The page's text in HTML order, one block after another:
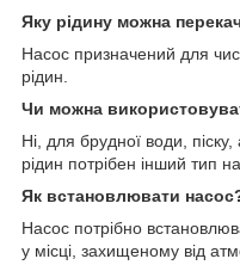
Яку рідину можна
Насос призначений для
рідин.
Чи можна
Ні, для брудної води,
рідин потрібен інший тип
Як встановлювати
Насос потрібно
у місці, захищеному від